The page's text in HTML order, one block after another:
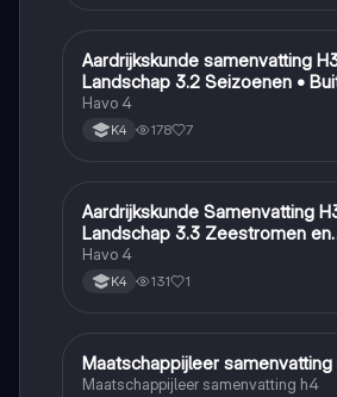
Aardrijkskunde
Aardrijkskunde samenvatting
Landschap 3.2 Seizoenen •
Havo 4
K4 178 7
Aardrijkskunde
Aardrijkskunde Samenvatting
Landschap 3.3 Zeestromen en
Klimaatgebieden • BuiteNLand
Havo 4
K4 131 1
Maatschappijleer
Maatschappijleer samenvatting
Maatschappijleer samenvatting h4